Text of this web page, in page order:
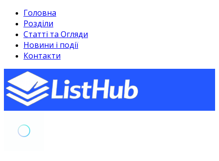
Головна
Розділи
Статті та Огляди
Новини і події
Контакти